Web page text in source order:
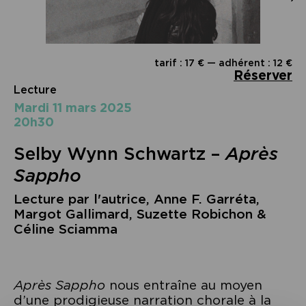
tarif : 17 € — adhérent : 12 €
Réserver
Lecture
mardi 11 mars 2025
20h30
Selby Wynn Schwartz –Après
Sappho
Lecture par l'autrice, Anne F. Garréta,
Margot Gallimard, Suzette Robichon &
Céline Sciamma
Après Sappho nous entraîne au moyen
d’une prodigieuse narration chorale à la